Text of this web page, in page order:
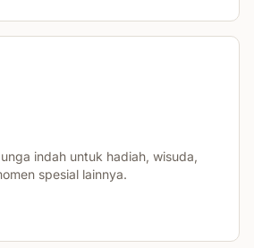
indah untuk hadiah, wisuda,
spesial lainnya.